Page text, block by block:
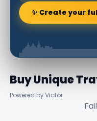
✨ Create your
Buy Unique
Powered by Viator